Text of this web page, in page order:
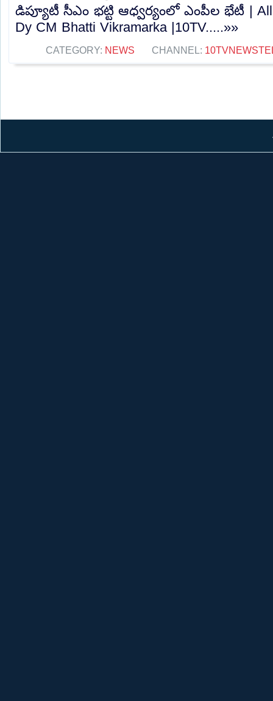
డిప్యూటీ సీఎం భట్టి ఆధ్వర్యంలో ఎంపీల భేటీ | All-
Dy CM Bhatti Vikramarka |10TV.....»»
CATEGORY: NEWS CHANNEL: